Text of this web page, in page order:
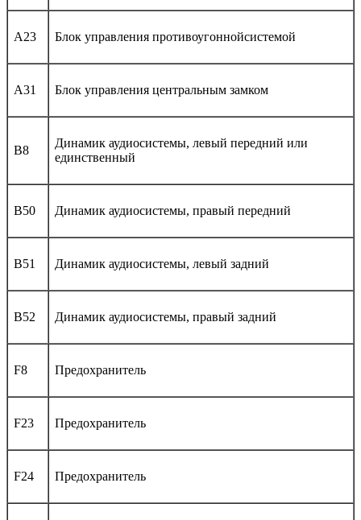
A23 Блок управления противоугоннойсистемой
A31 Блок управления центральным замком
B8
Динамик аудиосистемы, левый передний или
единственный
B50 Динамик аудиосистемы, правый передний
B51 Динамик аудиосистемы, левый задний
B52 Динамик аудиосистемы, правый задний
F8 Предохранитель
F23 Предохранитель
F24 Предохранитель